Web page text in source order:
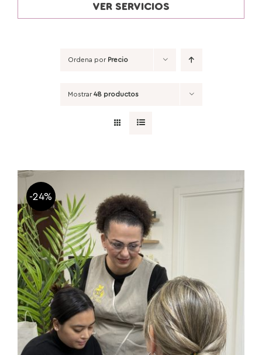
VER SERVICIOS
Ordena por Precio
Mostrar48 productos
-24%